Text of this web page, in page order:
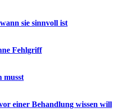
sie sinnvoll ist
Fehlgriff
musst
einer Behandlung wissen will